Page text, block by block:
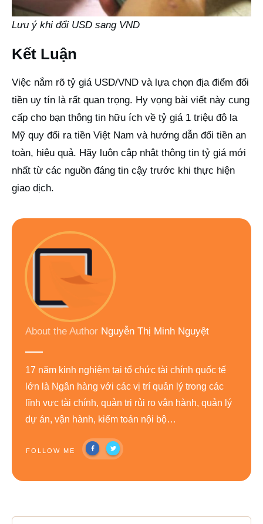
Lưu ý khi đổi USD sang VND
Kết Luận
Việc nắm rõ tỷ giá USD/VND và lựa chọn địa điểm đổi
tiền uy tín là rất quan trọng. Hy vọng bài viết này cung
cấp cho bạn thông tin hữu ích về tỷ giá 1 triệu đô la
Mỹ quy đổi ra tiền Việt Nam và hướng dẫn đổi tiền an
toàn, hiệu quả. Hãy luôn cập nhật thông tin tỷ giá mới
nhất từ các nguồn đáng tin cậy trước khi thực hiện
giao dịch.
About the Author Nguyễn Thị Minh Nguyệt
17 năm kinh nghiệm tại tổ chức tài chính quốc tế
lớn là Ngân hàng với các vị trí quản lý trong các
lĩnh vực tài chính, quản trị rủi ro vận hành, quản lý
dự án, vận hành, kiểm toán nội bộ…
FOLLOW ME